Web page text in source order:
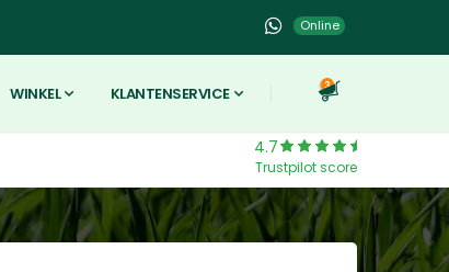
Online
WINKEL KLANTENSERVICE 3
4.7
Trustpilot score